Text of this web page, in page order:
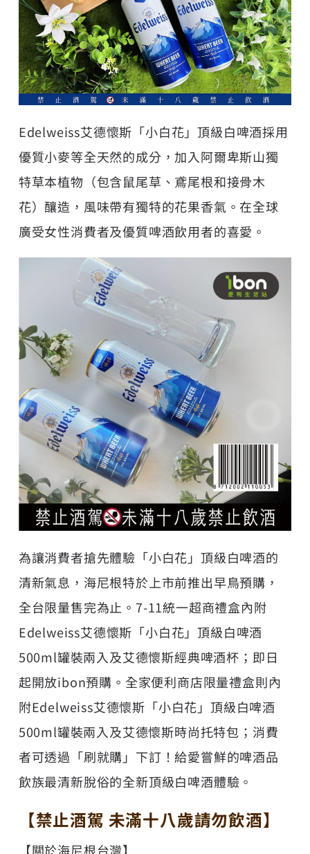
Edelweiss艾德懷斯「小白花」頂級白啤酒採用
優質小麥等全天然的成分，加入阿爾卑斯山獨
特草本植物（包含鼠尾草、鳶尾根和接骨木
花）釀造，風味帶有獨特的花果香氣。在全球
廣受女性消費者及優質啤酒飲用者的喜愛。
為讓消費者搶先體驗「小白花」頂級白啤酒的
清新氣息，海尼根特於上市前推出早鳥預購，
全台限量售完為止。7-11統一超商禮盒內附
Edelweiss艾德懷斯「小白花」頂級白啤酒
500ml罐裝兩入及艾德懷斯經典啤酒杯；即日
起開放ibon預購。全家便利商店限量禮盒則內
附Edelweiss艾德懷斯「小白花」頂級白啤酒
500ml罐裝兩入及艾德懷斯時尚托特包；消費
者可透過「刷就購」下訂！給愛嘗鮮的啤酒品
飲族最清新脫俗的全新頂級白啤酒體驗。
【禁止酒駕 未滿十八歲請勿飲酒】
【關於海尼根台灣】